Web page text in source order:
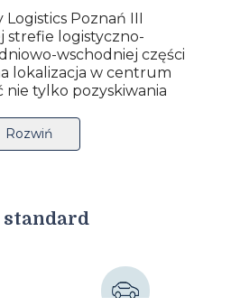
Poznań III
strefie logistyczno-
wschodniej części
lokalizacja w centrum
nie tylko pozyskiwania
wygodne dotarcie do
– m.in. zapewniając
i jakości
certyfikacji City Logistics
Rozwiń